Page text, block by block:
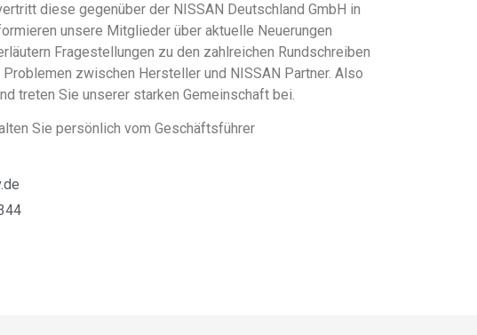
diese gegenüber der NISSAN Deutschland GmbH in
unsere Mitglieder über aktuelle Neuerungen
Fragestellungen zu den zahlreichen Rundschreiben
zwischen Hersteller und NISSAN Partner. Also
treten Sie unserer starken Gemeinschaft bei.
Sie persönlich vom Geschäftsführer